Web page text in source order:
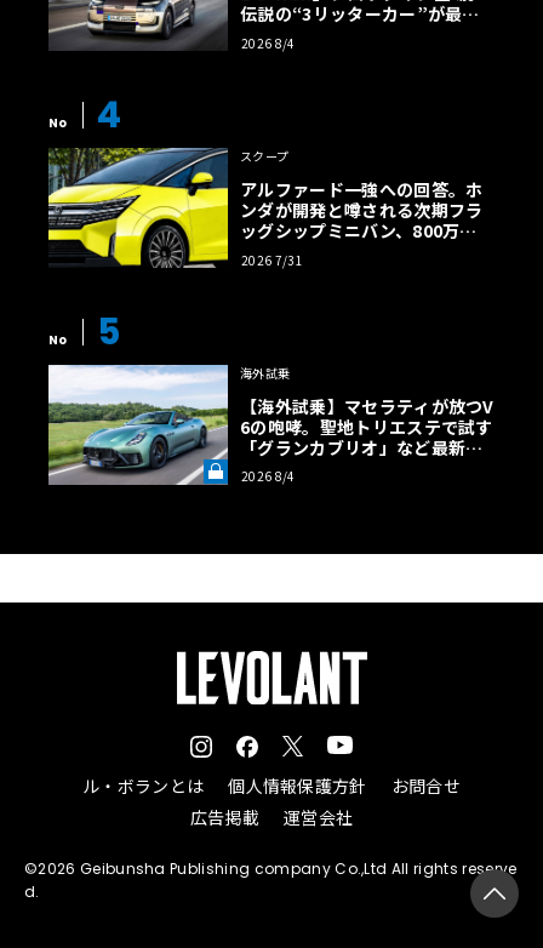
伝説の“3リッターカー”が最高
効率エントリーBEVとして復活
【画像38枚】
2026 8/4
No 4
スクープ
アルファード一強への回答。ホ
ンダが開発と噂される次期フラ
ッグシップミニバン、800万円
超の勝算【予想CG】
2026 7/31
No 5
海外試乗
【海外試乗】マセラティが放つV
6の咆哮。聖地トリエステで試す
「グランカブリオ」など最新ト
ロフェオ3台の官能評価《LE VO
LANT LAB》
2026 8/4
ル・ボランとは 個人情報保護方針
お問合せ
広告掲載
運営会社
©2026 Geibunsha Publishing company Co.,Ltd All rights reserve
d.